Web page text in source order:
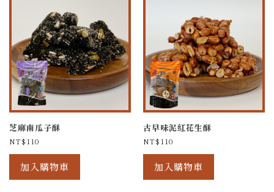
芝麻南瓜子酥
NT$110
加入購物車
古早味泥紅花生酥
NT$110
加入購物車